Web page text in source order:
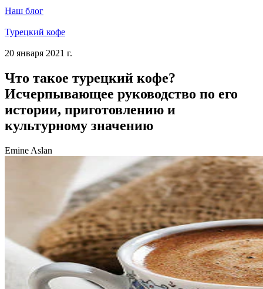
Наш блог
Турецкий кофе
20 января 2021 г.
Что такое турецкий кофе?
Исчерпывающее руководство по его
истории, приготовлению и
культурному значению
Emine Aslan